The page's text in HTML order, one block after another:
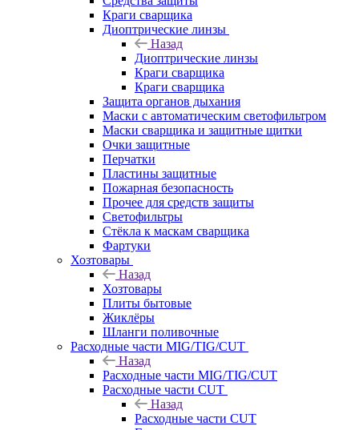
Краги сварщика
Диоптрические линзы
Назад
Диоптрические линзы
Краги сварщика
Краги сварщика
Защита органов дыхания
Маски с автоматическим светофильтром
Маски сварщика и защитные щитки
Очки защитные
Перчатки
Пластины защитные
Пожарная безопасность
Прочее для средств защиты
Светофильтры
Стёкла к маскам сварщика
Фартуки
Хозтовары
Назад
Хозтовары
Плиты бытовые
Жиклёры
Шланги поливочные
Расходные части MIG/TIG/CUT
Назад
Расходные части MIG/TIG/CUT
Расходные части CUT
Назад
Расходные части CUT